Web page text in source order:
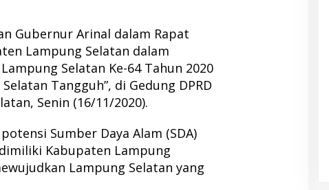
Gubernur Arinal dalam Rapat
Lampung Selatan dalam
Selatan Ke-64 Tahun 2020
Tangguh”, di Gedung DPRD
Senin (16/11/2020).
Sumber Daya Alam (SDA)
Kabupaten Lampung
Lampung Selatan yang